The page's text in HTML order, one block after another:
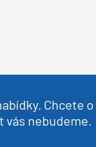
Chcete
nebudeme.